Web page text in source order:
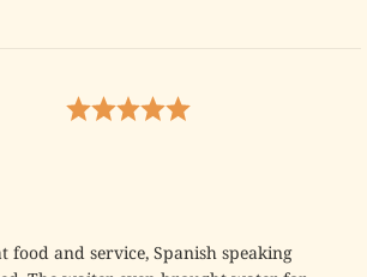
food and service, Spanish speaking